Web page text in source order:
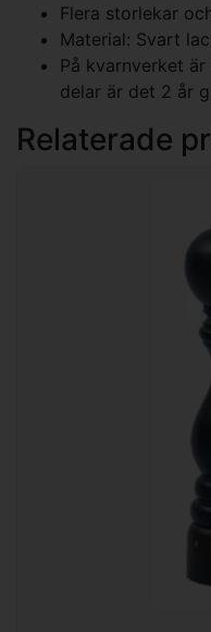
Flera storlekar
Material: Svart
På kvarnverket
delar är det 2 år
Relaterade